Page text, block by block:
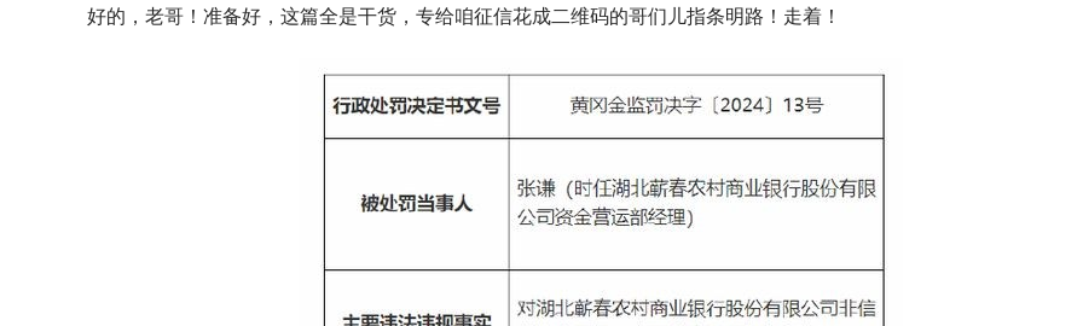
好的，老哥！准备好，这篇全是干货，专给咱征信花成二维码的哥们儿指条明路！走着！